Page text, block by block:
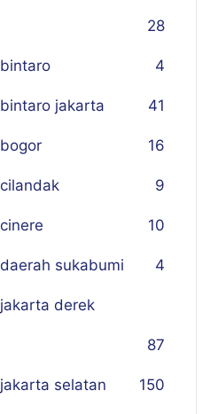
28
4
jakarta 41
16
9
10
sukabumi 4
derek
87
selatan 150